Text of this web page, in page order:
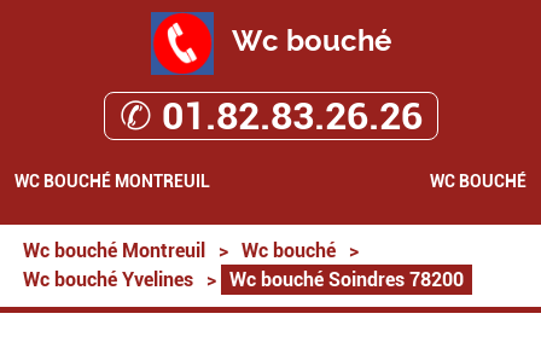
Wc bouché
✆ 01.82.83.26.26
WC BOUCHÉ MONTREUIL WC BOUCHÉ
Wc bouché Montreuil > Wc bouché
>
Wc bouché Yvelines
> Wc bouché Soindres 78200